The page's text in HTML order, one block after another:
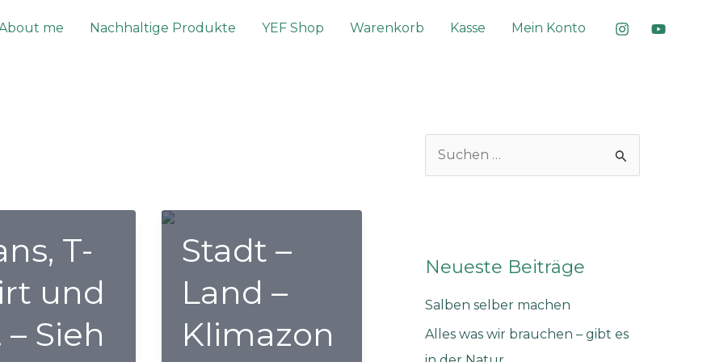
me Nachhaltige Produkte YEF Shop Warenkorb Kasse Mein Konto
T-
und
– Sieh
Stadt –
Land –
Klimazon
u
n
n
a
c
Neueste Beiträge
Salben selber machen
Alles was wir brauchen – gibt es